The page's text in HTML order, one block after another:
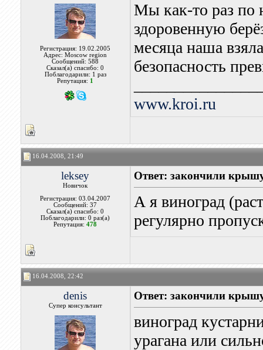
Регистрация: 19.02.2005
Адрес: Moscow region
Сообщений: 588
Сказал(а) спасибо: 0
Поблагодарили: 1 раз
Репутация: 1
Мы как-то раз по
здоровенную
месяца наша
безопасность
www.kroi.ru
16.04.2008, 21:49
leksey
Новичок
Регистрация: 03.04.2007
Сообщений: 37
Сказал(а) спасибо: 0
Поблагодарили: 0 раз(а)
Репутация:478
Ответ: закончили
А я виноград
регулярно
16.04.2008, 22:42
denis
Супер консультант
Ответ: закончили
виноград
урагана или